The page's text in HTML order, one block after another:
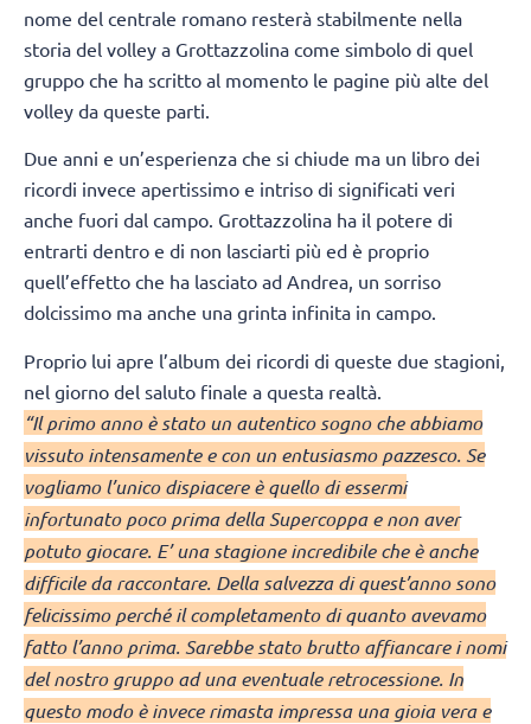
nome del centrale romano resterà stabilmente nella
storia del volley a Grottazzolina come simbolo di quel
gruppo che ha scritto al momento le pagine più alte del
volley da queste parti.
Due anni e un’esperienza che si chiude ma un libro dei
ricordi invece apertissimo e intriso di significati veri
anche fuori dal campo. Grottazzolina ha il potere di
entrarti dentro e di non lasciarti più ed è proprio
quell’effetto che ha lasciato ad Andrea, un sorriso
dolcissimo ma anche una grinta infinita in campo.
Proprio lui apre l’album dei ricordi di queste due stagioni,
nel giorno del saluto finale a questa realtà.
“Il primo anno è stato un autentico sogno che abbiamo
vissuto intensamente e con un entusiasmo pazzesco. Se
vogliamo l’unico dispiacere è quello di essermi
infortunato poco prima della Supercoppa e non aver
potuto giocare. E’ una stagione incredibile che è anche
difficile da raccontare. Della salvezza di quest’anno sono
felicissimo perché il completamento di quanto avevamo
fatto l’anno prima. Sarebbe stato brutto affiancare i nomi
del nostro gruppo ad una eventuale retrocessione. In
questo modo è invece rimasta impressa una gioia vera e